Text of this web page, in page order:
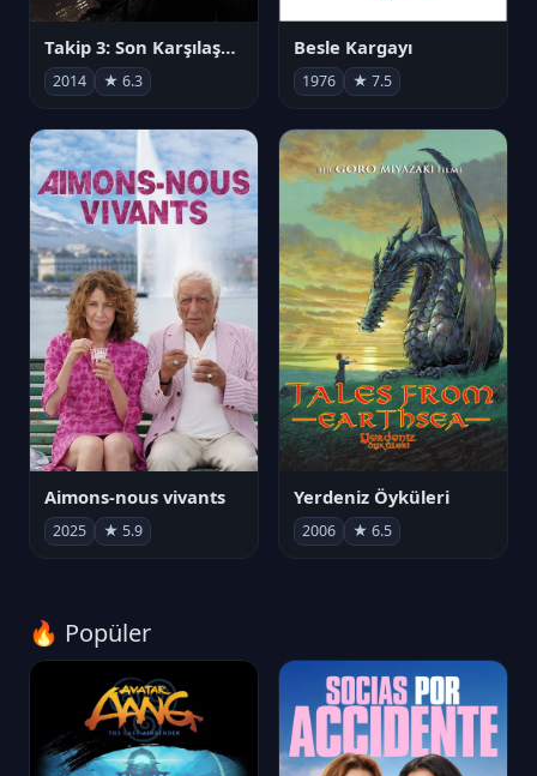
Takip 3: Son Karşılaşma
2014 ★ 6.3
Besle Kargayı
1976 ★ 7.5
Aimons-nous vivants
2025 ★ 5.9
Yerdeniz Öyküleri
2006 ★ 6.5
🔥 Popüler